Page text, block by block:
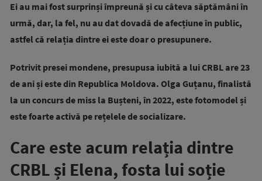
Ei au mai fost surprinși împreună și cu câteva săptămâni în
urmă, dar, la fel, nu au dat dovadă de afecțiune în public,
astfel că relația dintre ei este doar o presupunere.
Potrivit presei mondene, presupusa iubită a lui CRBL are 23
de ani și este din Republica Moldova. Olga Guțanu, finalistă
la un concurs de miss la Bușteni, în 2022, este fotomodel și
este foarte activă pe rețelele de socializare.
Care este acum relația dintre
CRBL și Elena, fosta lui soție